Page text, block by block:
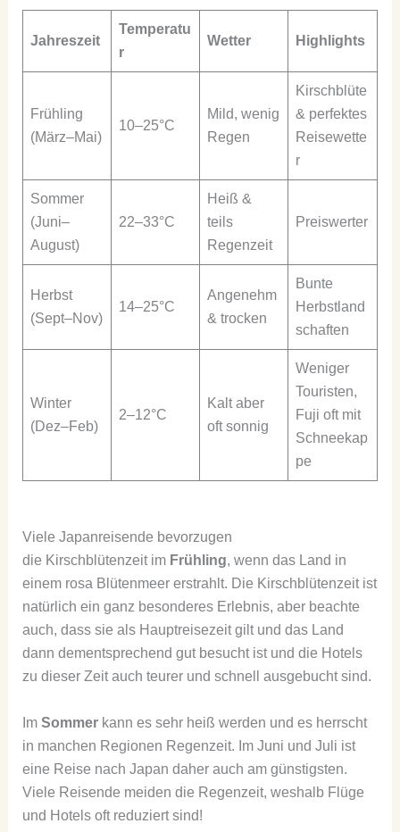
Jahreszeit
Temperatu
r
Wetter Highlights
Frühling
(März–Mai)
10–25°C
Mild, wenig
Regen
Kirschblüte
& perfektes
Reisewette
r
Sommer
(Juni–
August)
22–33°C
Heiß &
teils
Regenzeit
Preiswerter
Herbst
(Sept–Nov)
14–25°C
Angenehm
& trocken
Bunte
Herbstland
schaften
Winter
(Dez–Feb)
2–12°C
Kalt aber
oft sonnig
Weniger
Touristen,
Fuji oft mit
Schneekap
pe
Viele Japanreisende bevorzugen
die Kirschblütenzeit im Frühling, wenn das Land in
einem rosa Blütenmeer erstrahlt. Die Kirschblütenzeit ist
natürlich ein ganz besonderes Erlebnis, aber beachte
auch, dass sie als Hauptreisezeit gilt und das Land
dann dementsprechend gut besucht ist und die Hotels
zu dieser Zeit auch teurer und schnell ausgebucht sind.
Im Sommerkann es sehr heiß werden und es herrscht
in manchen Regionen Regenzeit. Im Juni und Juli ist
eine Reise nach Japan daher auch am günstigsten.
Viele Reisende meiden die Regenzeit, weshalb Flüge
und Hotels oft reduziert sind!